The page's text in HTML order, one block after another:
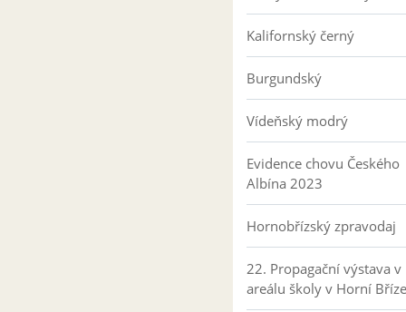
Kalifornský černý
Burgundský
Vídeňský modrý
Evidence chovu Českého
Albína 2023
Hornobřízský zpravodaj
22. Propagační výstava v
areálu školy v Horní Bříze